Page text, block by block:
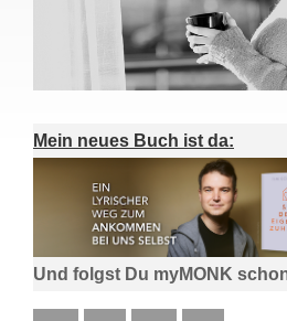
Mein neues Buch ist da:
Und folgst Du myMONK